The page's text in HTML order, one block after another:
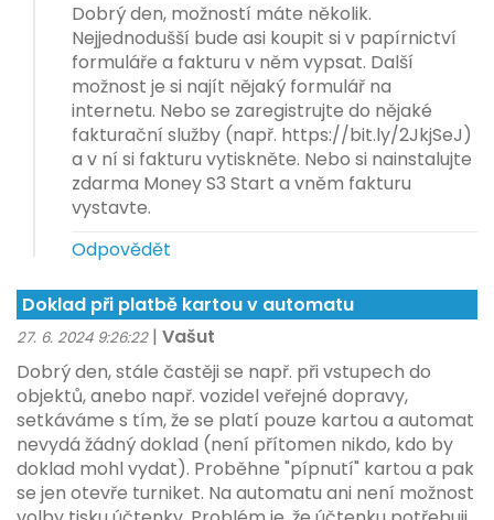
Dobrý den, možností máte několik.
Nejjednodušší bude asi koupit si v papírnictví
formuláře a fakturu v něm vypsat. Další
možnost je si najít nějaký formulář na
internetu. Nebo se zaregistrujte do nějaké
fakturační služby (např. https://bit.ly/2JkjSeJ)
a v ní si fakturu vytiskněte. Nebo si nainstalujte
zdarma Money S3 Start a vněm fakturu
vystavte.
Odpovědět
Doklad při platbě kartou v automatu
27. 6. 2024 9:26:22 | Vašut
Dobrý den, stále častěji se např. při vstupech do
objektů, anebo např. vozidel veřejné dopravy,
setkáváme s tím, že se platí pouze kartou a automat
nevydá žádný doklad (není přítomen nikdo, kdo by
doklad mohl vydat). Proběhne "pípnutí" kartou a pak
se jen otevře turniket. Na automatu ani není možnost